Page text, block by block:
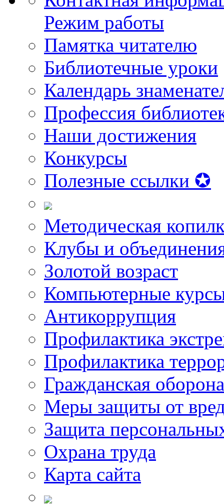
Режим работы
Памятка читателю
Библиотечные уроки
Календарь
Профессия
Наши достижения
Конкурсы
Полезные ссылки ✪
Методическая
Клубы и
Золотой возраст
Компьютерные
Антикоррупция
Профилактика
Профилактика
Гражданская оборона
Меры защиты от
Защита
Охрана труда
Карта сайта